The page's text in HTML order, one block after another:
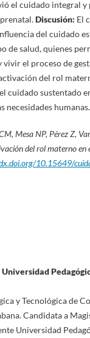
el cuidado integral
Discusión: El
del cuidado
de salud, quienes
el proceso de
del rol
cuidado sustentado
necesidades humanas.
Mesa NP, Pérez Z,
del rol materno en
10.15649/
y Tecnológica de
Candidata a
Universidad